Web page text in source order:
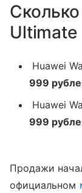
Ultimate
Huawei
999
Huawei
999
Продажи
официальном